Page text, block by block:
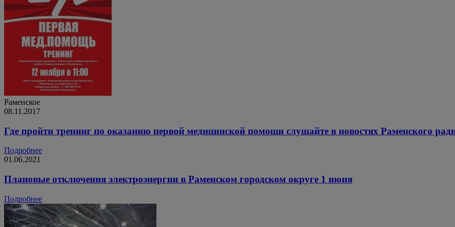
Раменское
08.11.2017
Где пройти тренинг по оказанию первой медицинской помощи слушайте в новостях Раменского
Подробнее
01.06.2021
Плановые отключения электроэнергии в Раменском городском округе 1 июня
Подробнее